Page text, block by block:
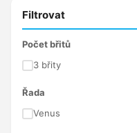
Filtrovat
Počet břitů
3 břity
Řada
Venus